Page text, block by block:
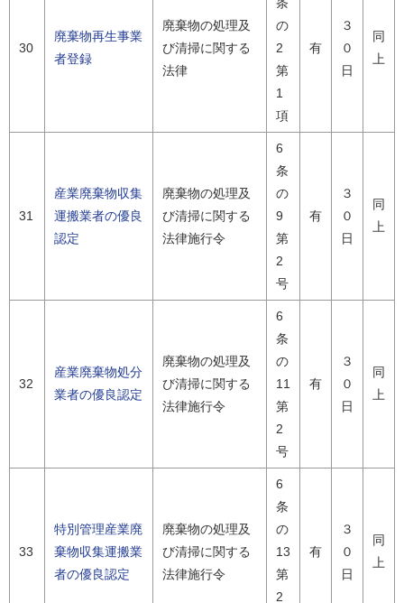
30
廃棄物再生事業
者登録
廃棄物の処理及
び清掃に関する
法律
の
2
第
1
項
有
３
０
日
同
上
31
産業廃棄物収集
運搬業者の優良
認定
廃棄物の処理及
び清掃に関する
法律施行令
6
条
の
9
第
2
号
有
３
０
日
同
上
32
産業廃棄物処分
業者の優良認定
廃棄物の処理及
び清掃に関する
法律施行令
6
条
の
11
第
2
号
有
３
０
日
同
上
33
特別管理産業廃
棄物収集運搬業
者の優良認定
廃棄物の処理及
び清掃に関する
法律施行令
6
条
の
13
第
2
有
３
０
日
同
上